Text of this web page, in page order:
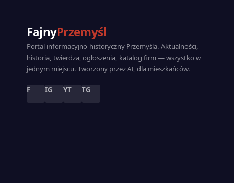
FajnyPrzemyśl
Portal informacyjno-historyczny Przemyśla. Aktualności,
historia, twierdza, ogłoszenia, katalog firm — wszystko w
jednym miejscu. Tworzony przez AI, dla mieszkańców.
F IG YT TG